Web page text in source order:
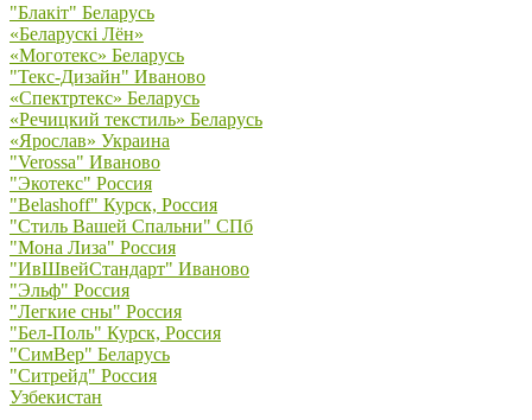
"Блакiт" Беларусь
«Беларускi Лён»
«Моготекс» Беларусь
"Текс-Дизайн" Иваново
«Спектртекс» Беларусь
«Речицкий текстиль» Беларусь
«Ярослав» Украина
"Verossa" Иваново
"Экотекс" Россия
"Belashoff" Курск, Россия
"Стиль Вашей Спальни" СПб
"Мона Лиза" Россия
"ИвШвейСтандарт" Иваново
"Эльф" Россия
"Легкие сны" Россия
"Бел-Поль" Курск, Россия
"СимВер" Беларусь
"Ситрейд" Россия
Узбекистан